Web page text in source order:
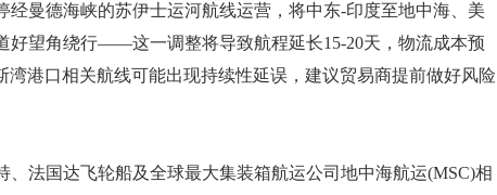
经曼德海峡的苏伊士运河航线运营，将中东-印度至地中海、美
好望角绕行——这一调整将导致航程延长15-20天，物流成本预
湾港口相关航线可能出现持续性延误，建议贸易商提前做好风险
法国达飞轮船及全球最大集装箱航运公司地中海航运(MSC)相